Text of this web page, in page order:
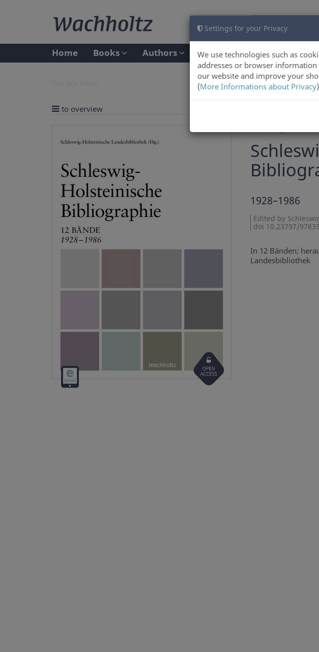
Settings for your Privacy
We use technologies such as
addresses or browser
our website and improve your
(More Informations about Privacy)
Home Books Authors
to overview
Digital
download
Open
Access
1928–1986
Edited by
doi 10.23797/
In 12 Bänden;
Landesbibliothek